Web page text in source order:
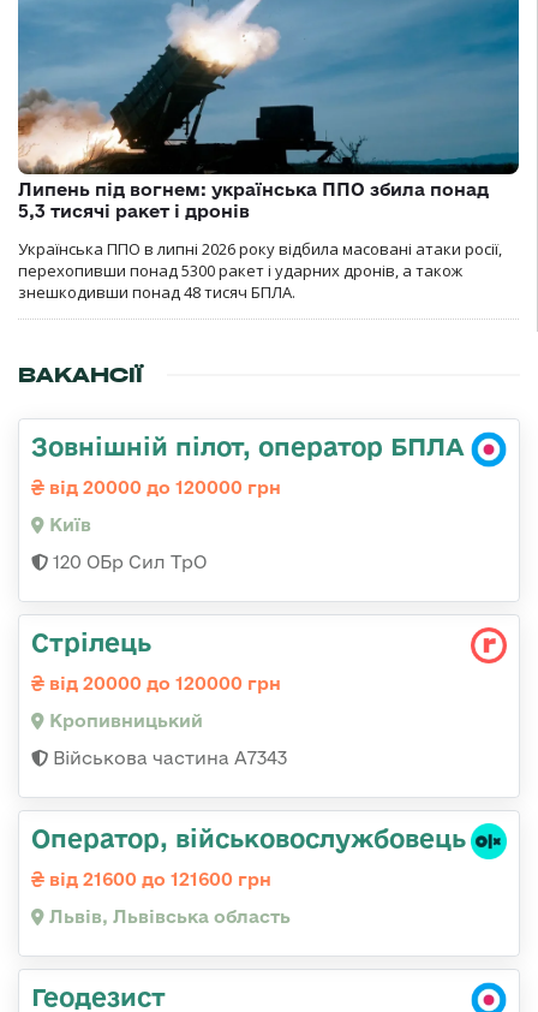
Липень під вогнем: українська ППО збила понад
5,3 тисячі ракет і дронів
Українська ППО в липні 2026 року відбила масовані атаки росії,
перехопивши понад 5300 ракет і ударних дронів, а також
знешкодивши понад 48 тисяч БПЛА.
ВАКАНСІЇ
Зовнішній пілот, оператор БПЛА
від 20000 до 120000 грн
Київ
120 ОБр Сил ТрО
Стрілець
від 20000 до 120000 грн
Кропивницький
Військова частина А7343
Оператор, військовослужбовець
від 21600 до 121600 грн
Львів, Львівська область
Геодезист